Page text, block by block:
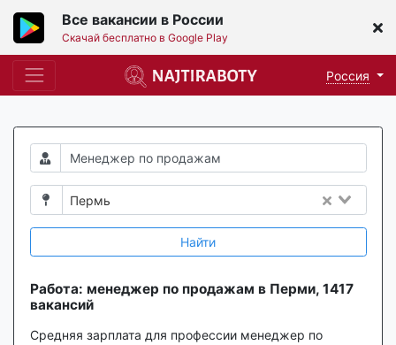
Все вакансии в России
Скачай бесплатно в Google Play
Россия
Пермь
Найти
Работа: менеджер по продажам в Перми, 1417
вакансий
Средняя зарплата для профессии менеджер по